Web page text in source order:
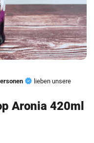
lieben unsere
Aronia 420ml